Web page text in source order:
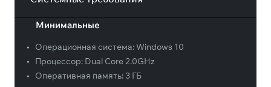
Минимальные
• Операционная система:Windows 10
•
Процессор: Dual Core 2.0GHz
•
Оперативная память: 3 ГБ